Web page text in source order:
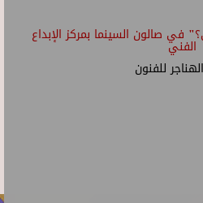
في صالون السينما بمركز الإبداع
الفني
للفنون